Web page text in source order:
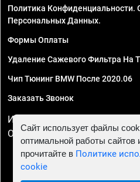
Политика Конфиденциальности.
Персональных Данных.
Формы Оплаты
Удаление Сажевого Фильтра На
Чип Тюнинг BMW После 2020.06
Заказать Звонок
ИП Смирнов Георгий
ОГРНИП 324470400032610
Сайт использует файлы
оптимальной работы сайтов
прочитайте в Политике
cookie